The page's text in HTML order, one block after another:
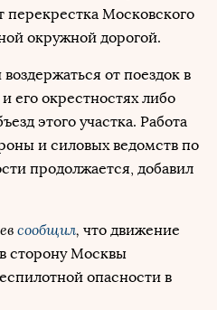
перекрестка Московского
окружной дорогой.
от поездок в
его окрестностях либо
этого участка. Работа
и силовых ведомств по
продолжается, добавил
сообщил, что движение
сторону Москвы
опасности в